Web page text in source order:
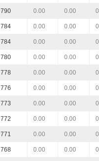
790 0.00 0.00
784 0.00 0.00
784 0.00 0.00
780 0.00 0.00
778 0.00 0.00
776 0.00 0.00
773 0.00 0.00
772 0.00 0.00
771 0.00 0.00
768 0.00 0.00